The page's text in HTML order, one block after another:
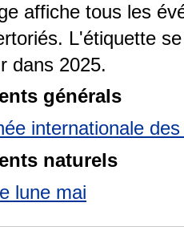
affiche tous les
L'étiquette
dans 2025.
générals
internationale
naturels
lune mai